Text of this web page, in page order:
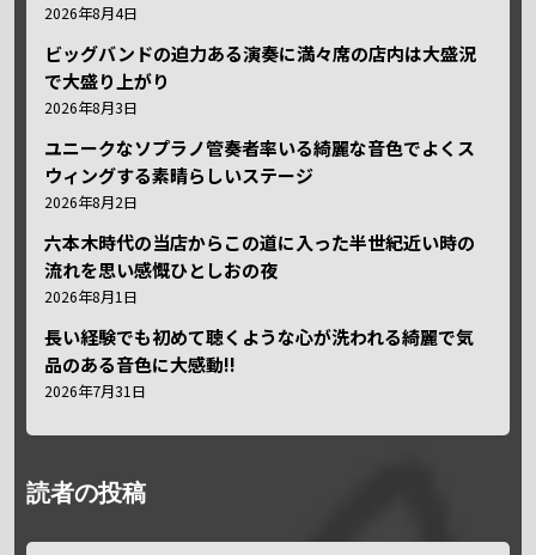
2026年8月4日
ビッグバンドの迫力ある演奏に満々席の店内は大盛況
で大盛り上がり
2026年8月3日
ユニークなソプラノ管奏者率いる綺麗な音色でよくス
ウィングする素晴らしいステージ
2026年8月2日
六本木時代の当店からこの道に入った半世紀近い時の
流れを思い感慨ひとしおの夜
2026年8月1日
長い経験でも初めて聴くような心が洗われる綺麗で気
品のある音色に大感動!!
2026年7月31日
読者の投稿